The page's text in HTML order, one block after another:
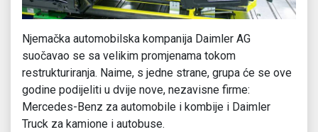
Njemačka automobilska kompanija Daimler AG
suočavao se sa velikim promjenama tokom
restrukturiranja. Naime, s jedne strane, grupa će se ove
godine podijeliti u dvije nove, nezavisne firme:
Mercedes-Benz za automobile i kombije i Daimler
Truck za kamione i autobuse.